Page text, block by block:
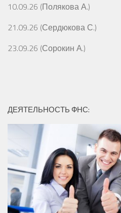
10.09.26 (Полякова А.)
21.09.26 (Сердюкова С.)
23.09.26 (Сорокин А.)
ДЕЯТЕЛЬНОСТЬ ФНС: